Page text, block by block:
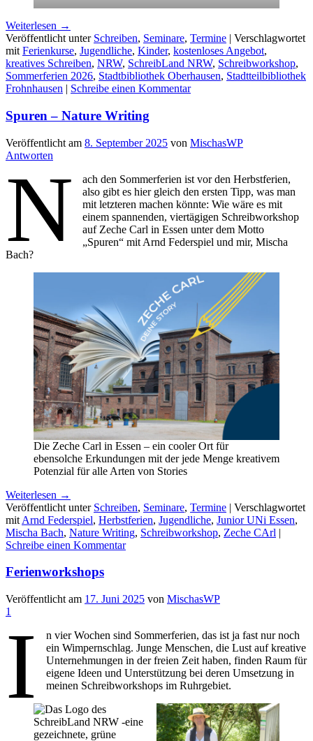
Weiterlesen →
Veröffentlicht unter Schreiben, Seminare, Termine | Verschlagwortet
mit Ferienkurse, Jugendliche, Kinder, kostenloses Angebot,
kreatives Schreiben, NRW, SchreibLand NRW, Schreibworkshop,
Sommerferien 2026, Stadtbibliothek Oberhausen, Stadtteilbibliothek
Frohnhausen | Schreibe einen Kommentar
Spuren – Nature Writing
Veröffentlicht am 8. September 2025 von MischasWP
Antworten
N
ach den Sommerferien ist vor den Herbstferien,
also gibt es hier gleich den ersten Tipp, was man
mit letzteren machen könnte: Wie wäre es mit
einem spannenden, viertägigen Schreibworkshop
auf Zeche Carl in Essen unter dem Motto
„Spuren“ mit Arnd Federspiel und mir, Mischa
Bach?
Die Zeche Carl in Essen – ein cooler Ort für
ebensolche Erkundungen mit der jede Menge kreativem
Potenzial für alle Arten von Stories
Weiterlesen →
Veröffentlicht unter Schreiben, Seminare, Termine | Verschlagwortet
mit Arnd Federspiel, Herbstferien, Jugendliche, Junior UNi Essen,
Mischa Bach, Nature Writing, Schreibworkshop, Zeche CArl |
Schreibe einen Kommentar
Ferienworkshops
Veröffentlicht am 17. Juni 2025 von MischasWP
1
I
n vier Wochen sind Sommerferien, das ist ja fast nur noch
ein Wimpernschlag. Junge Menschen, die Lust auf kreative
Unternehmungen in der freien Zeit haben, finden Raum für
eigene Ideen und Unterstützung bei deren Umsetzung in
meinen Schreibworkshops im Ruhrgebiet.